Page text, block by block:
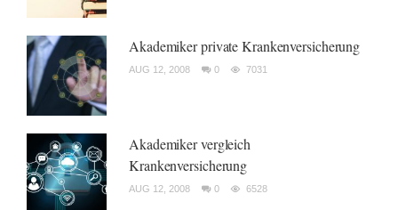
Akademiker private Krankenversicherung
AUG 12, 2008 0 7031
Akademiker vergleich
Krankenversicherung
AUG 12, 2008 0 6528